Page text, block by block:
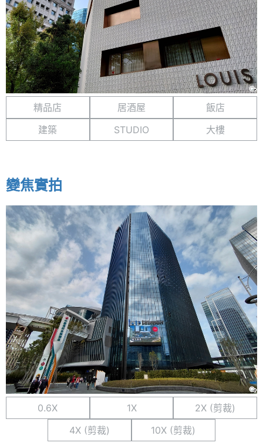
精品店 居酒屋
飯店
建築
STUDIO 大樓
變焦實拍
0.6X 1X
2X (剪裁)
4X (剪裁)
10X (剪裁)